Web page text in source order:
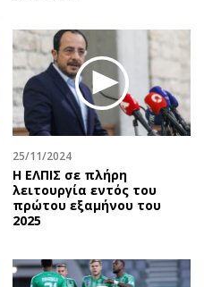
25/11/2024
Η ΕΛΠΙΣ σε πλήρη
λειτουργία εντός του
πρώτου εξαμήνου του
2025